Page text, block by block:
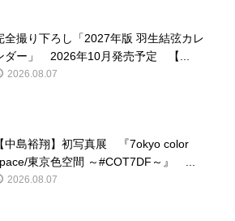
全撮り下ろし「2027年版 羽生結弦カレ
ダー」 2026年10月発売予定 【...
2026.08.07
【中島裕翔】初写真展 『7okyo color
東京色空間 ～#COT7DF～』 ...
2026.08.07